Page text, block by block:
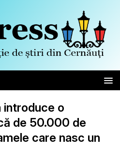
introduce o
de 50.000 de
care nasc un